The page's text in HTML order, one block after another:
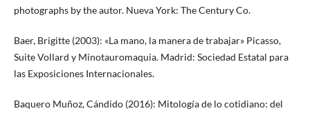
photographs by the autor. Nueva York: The Century Co.
Baer, Brigitte (2003): «La mano, la manera de trabajar» Picasso,
Suite Vollard y Minotauromaquia. Madrid: Sociedad Estatal para
las Exposiciones Internacionales.
Baquero Muñoz, Cándido (2016): Mitología de lo cotidiano: del